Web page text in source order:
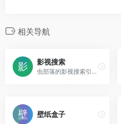
相关导航
影视搜索
虫部落的影视搜索引擎，无广纯净
壁纸盒子